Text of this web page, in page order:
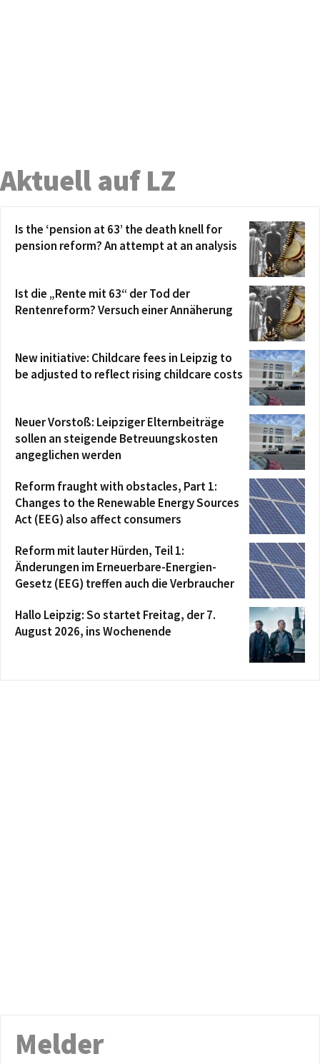
Aktuell auf LZ
Is the ‘pension at 63’ the death knell for
pension reform? An attempt at an analysis
Ist die „Rente mit 63“ der Tod der
Rentenreform? Versuch einer Annäherung
New initiative: Childcare fees in Leipzig to
be adjusted to reflect rising childcare costs
Neuer Vorstoß: Leipziger Elternbeiträge
sollen an steigende Betreuungskosten
angeglichen werden
Reform fraught with obstacles, Part 1:
Changes to the Renewable Energy Sources
Act (EEG) also affect consumers
Reform mit lauter Hürden, Teil 1:
Änderungen im Erneuerbare-Energien-
Gesetz (EEG) treffen auch die Verbraucher
Hallo Leipzig: So startet Freitag, der 7.
August 2026, ins Wochenende
Melder